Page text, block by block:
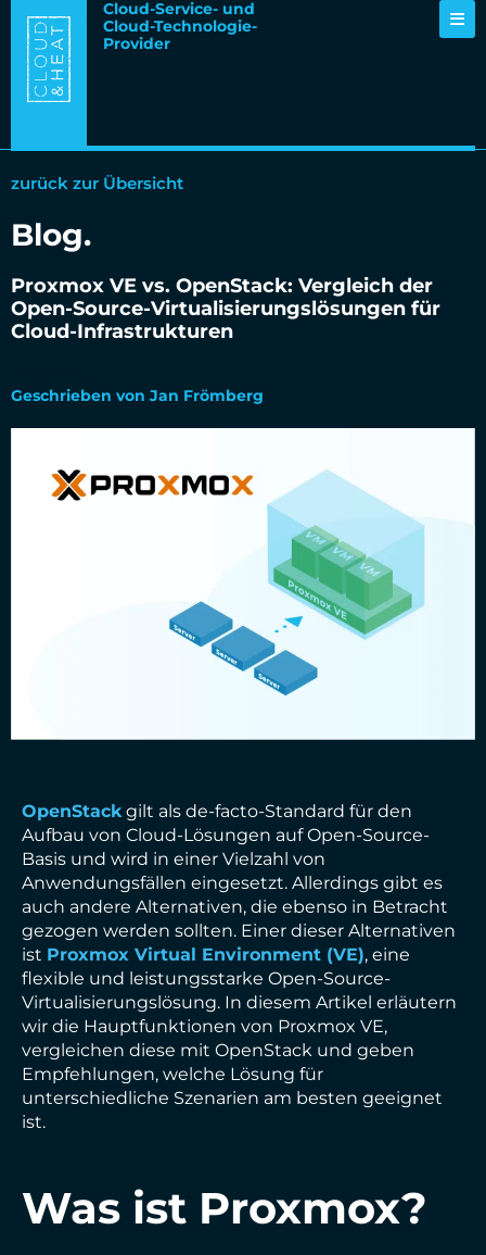
Cloud-Service- und
Cloud-Technologie-
Provider
zurück zur Übersicht
Blog.
Proxmox VE vs. OpenStack: Vergleich der
Open-Source-Virtualisierungslösungen für
Cloud-Infrastrukturen
Geschrieben von Jan Frömberg
OpenStack gilt als de-facto-Standard für den
Aufbau von Cloud-Lösungen auf Open-Source-
Basis und wird in einer Vielzahl von
Anwendungsfällen eingesetzt. Allerdings gibt es
auch andere Alternativen, die ebenso in Betracht
gezogen werden sollten. Einer dieser Alternativen
ist Proxmox Virtual Environment (VE), eine
flexible und leistungsstarke Open-Source-
Virtualisierungslösung. In diesem Artikel erläutern
wir die Hauptfunktionen von Proxmox VE,
vergleichen diese mit OpenStack und geben
Empfehlungen, welche Lösung für
unterschiedliche Szenarien am besten geeignet
ist.
Was ist Proxmox?